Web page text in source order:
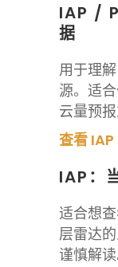
IAP /
据
用于理
源。适
云量预报
查看
IAP：
适合想
层雷达
谨慎解读